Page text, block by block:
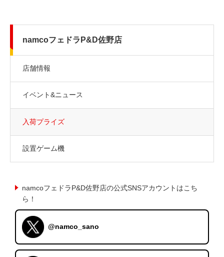
namcoフェドラP&D佐野店
店舗情報
イベント&ニュース
入荷プライズ
設置ゲーム機
namcoフェドラP&D佐野店の公式SNSアカウントはこち
ら！
@namco_sano